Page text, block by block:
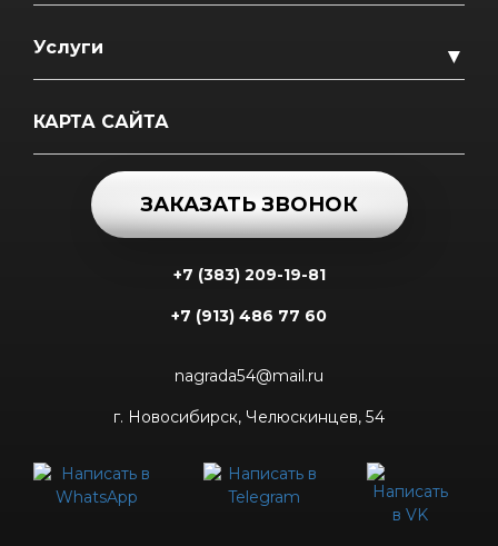
Услуги ▼
КАРТА САЙТА
ЗАКАЗАТЬ ЗВОНОК
+7 (383) 209-19-81
+7 (913) 486 77 60
nagrada54@mail.ru
г. Новосибирск, Челюскинцев, 54